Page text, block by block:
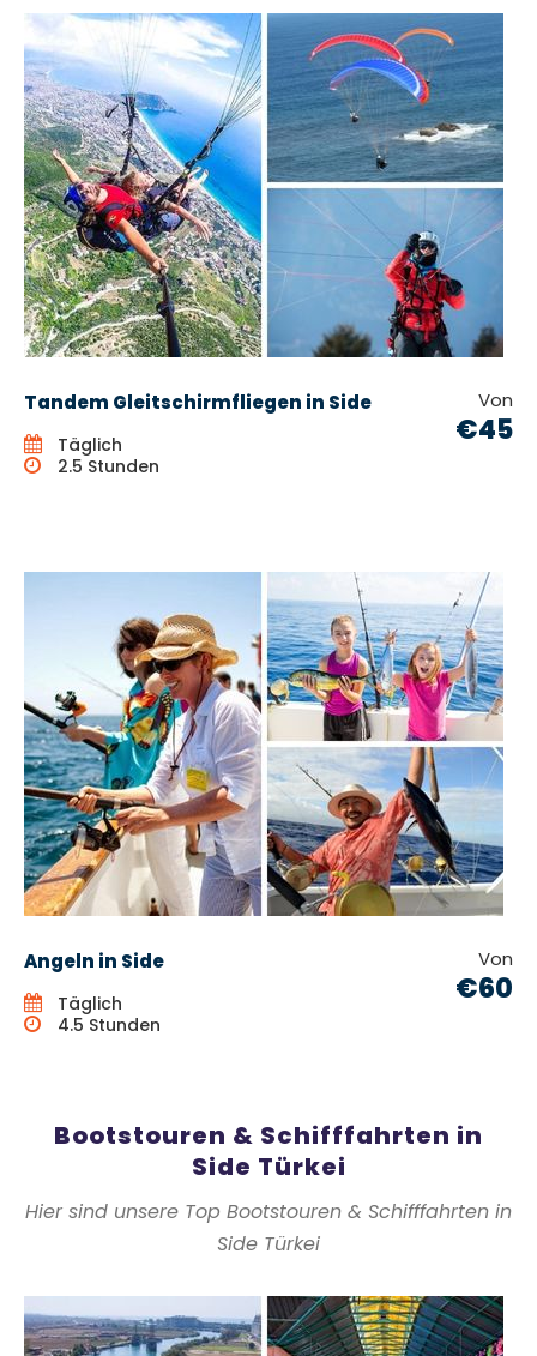
Tandem Gleitschirmfliegen in Side Von
€45
Täglich
2.5 Stunden
Angeln in Side Von
€60
Täglich
4.5 Stunden
Bootstouren & Schifffahrten in
Side Türkei
Hier sind unsere Top Bootstouren & Schifffahrten in
Side Türkei